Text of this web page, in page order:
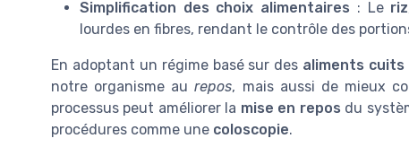
Simplification des choix alimentaires : Le riz
lourdes en fibres, rendant le contrôle des
En adoptant un régime basé sur des aliments cuits
notre organisme aurepos, mais aussi de mieux
processus peut améliorer la mise en repos du
procédures comme une coloscopie.